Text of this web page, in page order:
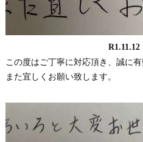
この度はご丁寧に対応頂き、誠に有
また宜しくお願い致します。